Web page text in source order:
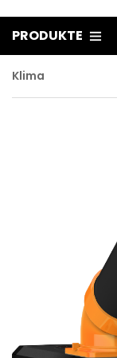
PRODUKTE
Klima